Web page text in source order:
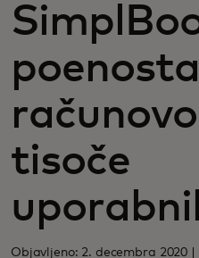
Za inovatorje
Novice in trendi
tisoče
Objavljeno: 2. decembra 2020